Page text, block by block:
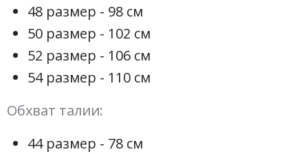
48 размер - 98 см
50 размер - 102 см
52 размер - 106 см
54 размер - 110 см
Обхват талии:
44 размер - 78 см